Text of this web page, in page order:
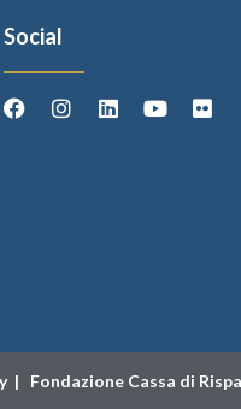
Social
| Fondazione Cassa di